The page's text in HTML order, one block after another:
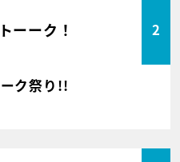
ーーク！ 2
ク祭り!!